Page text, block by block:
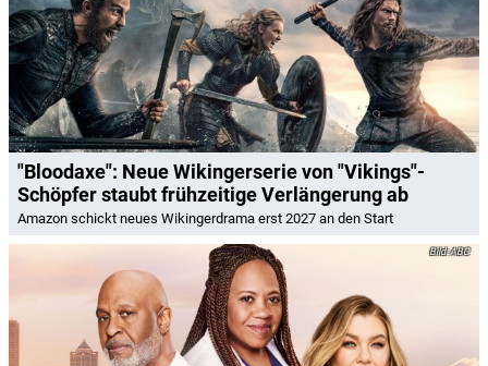
"Bloodaxe": Neue Wikingerserie von "Vikings"-
Schöpfer staubt frühzeitige Verlängerung ab
Amazon schickt neues Wikingerdrama erst 2027 an den Start
ABC